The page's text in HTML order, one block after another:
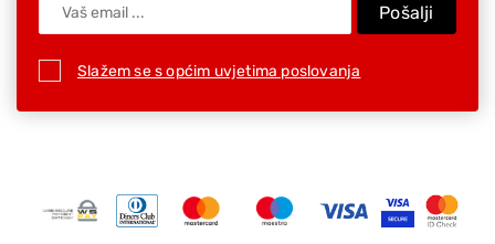
Pošalji
Slažem se s općim uvjetima poslovanja